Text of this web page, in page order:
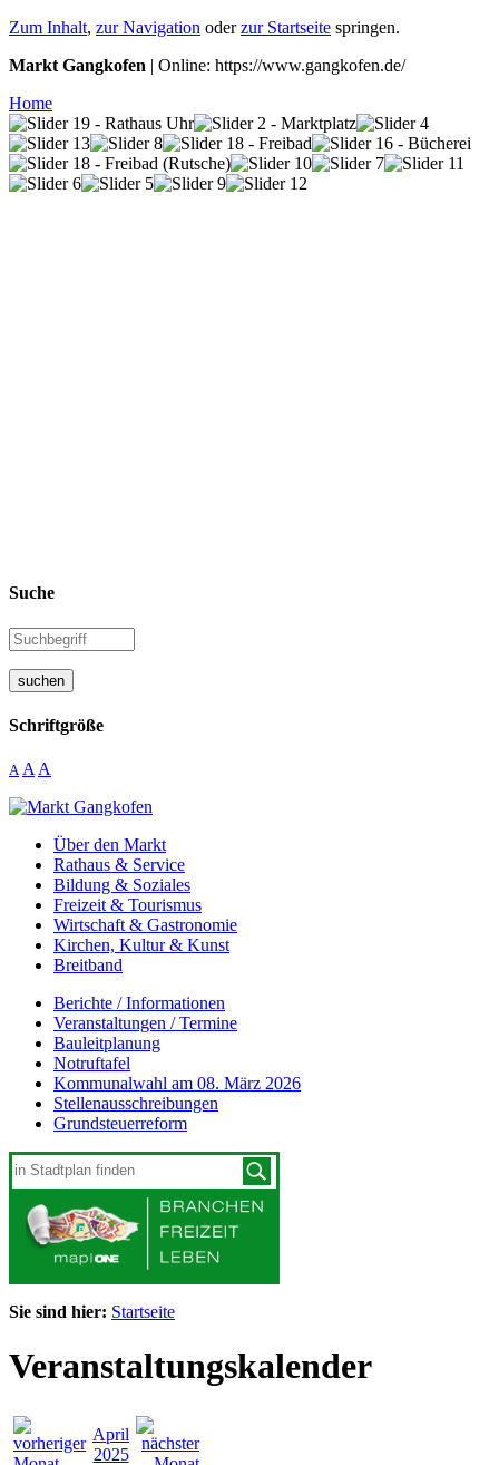
Zum Inhalt, zur Navigation oderzur Startseite springen.
Markt Gangkofen | Online: https://www.gangkofen.de/
Home
Suche
suchen
Schriftgröße
A A A
Über den Markt
Rathaus & Service
Bildung & Soziales
Freizeit & Tourismus
Wirtschaft & Gastronomie
Kirchen, Kultur & Kunst
Breitband
Berichte / Informationen
Veranstaltungen / Termine
Bauleitplanung
Notruftafel
Kommunalwahl am 08. März 2026
Stellenausschreibungen
Grundsteuerreform
Sie sind hier: Startseite
Veranstaltungskalender
April
2025